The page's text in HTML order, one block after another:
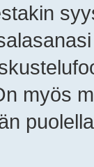
myös